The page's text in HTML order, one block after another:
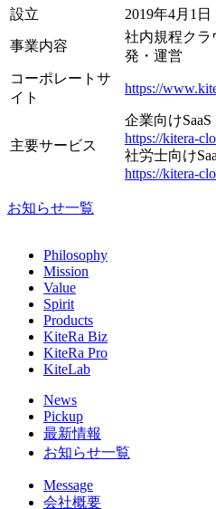
設立
2019年4月1日
事業内容
社内規程クラ
発・運営
コーポレートサ
イト
https://
主要サービス
企業向けSaaS
https://kitera-
社労士向け
https://kitera-
お知らせ一覧
Philosophy
Mission
Value
Spirit
Products
KiteRa Biz
KiteRa Pro
KiteLab
News
Pickup
最新情報
お知らせ一覧
Message
会社概要